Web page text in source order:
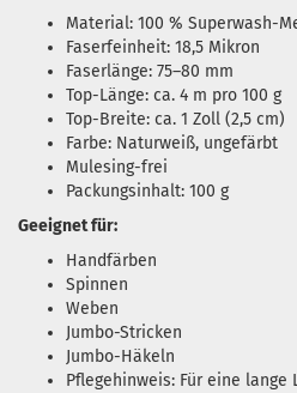
Material: 100 % Superwash-
Faserfeinheit: 18,5 Mikron
Faserlänge: 75–80 mm
Top-Länge: ca. 4 m pro 100 g
Top-Breite: ca. 1 Zoll (2,5 cm)
Farbe: Naturweiß, ungefärbt
Mulesing-frei
Packungsinhalt: 100 g
Geeignet für:
Handfärben
Spinnen
Weben
Jumbo-Stricken
Jumbo-Häkeln
Pflegehinweis: Für eine